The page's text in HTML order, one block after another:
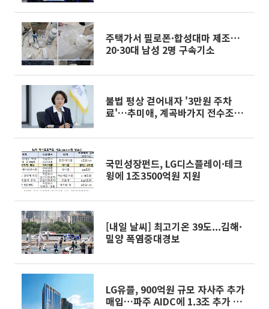
주택가서 필로폰·합성대마 제조…
20·30대 남성 2명 구속기소
불법 평상 걷어내자 '3만원 주차
료'…추미애, 계곡바가지 전수조사
국민성장펀드, LG디스플레이·테크
윙에 1조3500억원 지원
[내일 날씨] 최고기온 39도...김해·
밀양 폭염중대경보
LG유플, 900억원 규모 자사주 추가
매입…파주 AIDC에 1.3조 추가 투